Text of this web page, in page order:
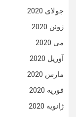
جولای 2020
ژوئن 2020
می 2020
آوریل 2020
مارس 2020
فوریه 2020
ژانویه 2020